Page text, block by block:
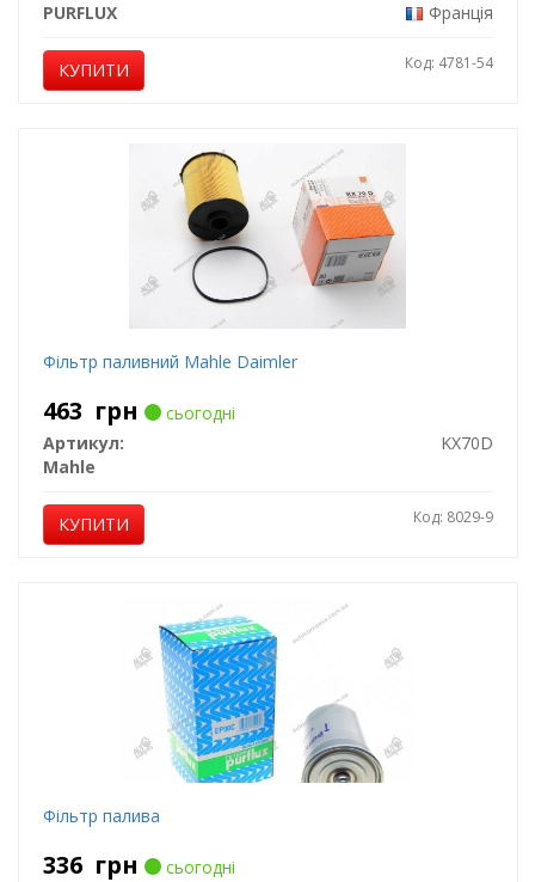
PURFLUX
Франція
КУПИТИ Код: 4781-54
Фільтр паливний Mahle Daimler
463 грн
сьогодні
Артикул:
KX70D
Mahle
КУПИТИ Код: 8029-9
Фільтр палива
336 грн
сьогодні